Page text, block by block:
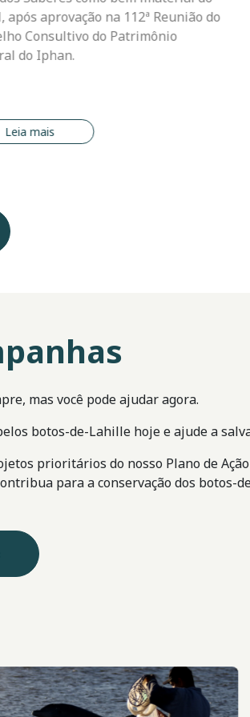
liderado pelo Dr. Fábio Daura-
Universidade Federal de Santa
publicado na revistaBiological
, traz a primeira avaliação
Leia mais
mas você pode ajudar agora.
botos-de-Lahille hoje e ajude a
prioritários do nosso Plano de
para a conservação dos botos-